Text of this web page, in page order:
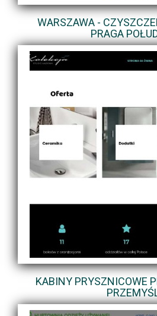
WARSZAWA -
PRAGA
KABINY PRYSZNICOWE